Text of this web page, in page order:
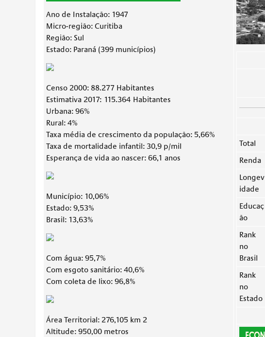
Ano de Instalação: 1947
Micro-região: Curitiba
Região: Sul
Estado: Paraná (399 municípios)
Censo 2000: 88.277 Habitantes
Estimativa 2017: 115.364 Habitantes
Urbana: 96%
Rural: 4%
Taxa média de crescimento da população: 5,66%
Taxa de mortalidade infantil: 30,9 p/mil
Esperança de vida ao nascer: 66,1 anos
Município: 10,06%
Estado: 9,53%
Brasil: 13,63%
Com água: 95,7%
Com esgoto sanitário: 40,6%
Com coleta de lixo: 96,8%
Área Territorial: 276,105 km 2
Altitude: 950,00 metros
Total
Renda
Longev
idade
Educaç
ão
Rank
no
Brasil
Rank
no
Estado